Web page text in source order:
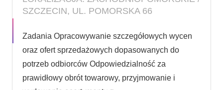
SZCZECIN, UL. POMORSKA 66
Zadania Opracowywanie szczegółowych wycen
oraz ofert sprzedażowych dopasowanych do
potrzeb odbiorców Odpowiedzialność za
prawidłowy obrót towarowy, przyjmowanie i